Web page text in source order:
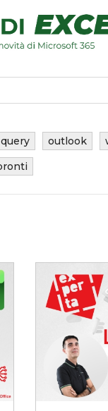
outlook